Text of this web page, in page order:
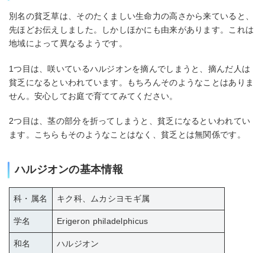
別名の貧乏草は、そのたくましい生命力の高さから来ていると、
先ほどお伝えしました。しかしほかにも由来があります。これは
地域によって異なるようです。
1つ目は、咲いているハルジオンを摘んでしまうと、摘んだ人は
貧乏になるといわれています。もちろんそのようなことはありま
せん。安心してお庭で育ててみてください。
2つ目は、茎の部分を折ってしまうと、貧乏になるといわれてい
ます。こちらもそのようなことはなく、貧乏とは無関係です。
ハルジオンの基本情報
科・属名 キク科、ムカシヨモギ属
学名 Erigeron philadelphicus
和名 ハルジオン